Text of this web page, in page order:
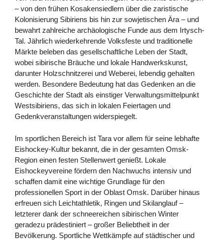
– von den frühen Kosakensiedlern über die zaristische
Kolonisierung Sibiriens bis hin zur sowjetischen Ära – und
bewahrt zahlreiche archäologische Funde aus dem Irtysch-
Tal. Jährlich wiederkehrende Volksfeste und traditionelle
Märkte beleben das gesellschaftliche Leben der Stadt,
wobei sibirische Bräuche und lokale Handwerkskunst,
darunter Holzschnitzerei und Weberei, lebendig gehalten
werden. Besondere Bedeutung hat das Gedenken an die
Geschichte der Stadt als einstiger Verwaltungsmittelpunkt
Westsibiriens, das sich in lokalen Feiertagen und
Gedenkveranstaltungen widerspiegelt.
Im sportlichen Bereich ist Tara vor allem für seine lebhafte
Eishockey-Kultur bekannt, die in der gesamten Omsk-
Region einen festen Stellenwert genießt. Lokale
Eishockeyvereine fördern den Nachwuchs intensiv und
schaffen damit eine wichtige Grundlage für den
professionellen Sport in der Oblast Omsk. Darüber hinaus
erfreuen sich Leichtathletik, Ringen und Skilanglauf –
letzterer dank der schneereichen sibirischen Winter
geradezu prädestiniert – großer Beliebtheit in der
Bevölkerung. Sportliche Wettkämpfe auf städtischer und